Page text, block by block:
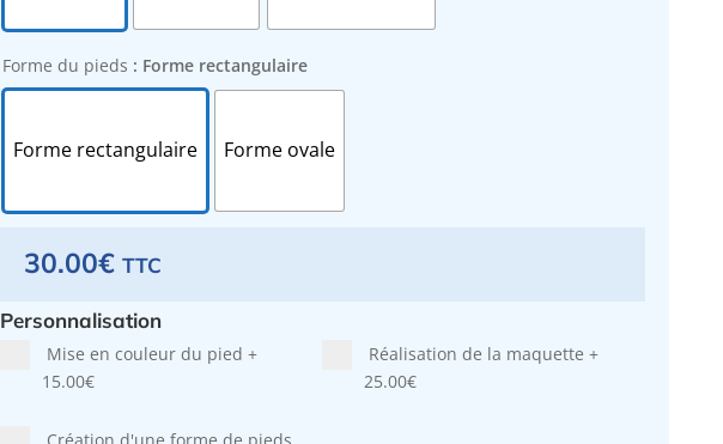
Forme du pieds : Forme rectangulaire
Forme rectangulaire Forme ovale
30.00€ TTC
Personnalisation
Mise en couleur du pied +
15.00€
Réalisation de la maquette +
25.00€